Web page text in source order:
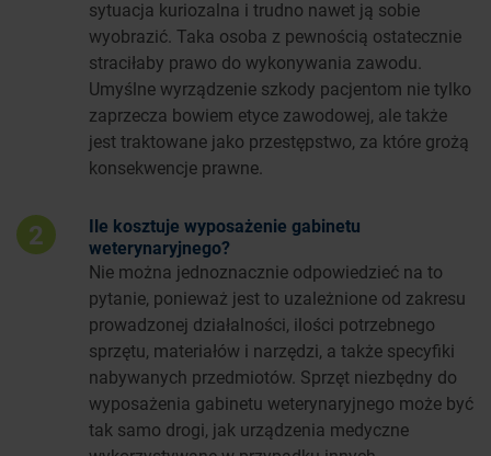
sytuacja kuriozalna i trudno nawet ją sobie
wyobrazić. Taka osoba z pewnością ostatecznie
straciłaby prawo do wykonywania zawodu.
Umyślne wyrządzenie szkody pacjentom nie tylko
zaprzecza bowiem etyce zawodowej, ale także
jest traktowane jako przestępstwo, za które grożą
konsekwencje prawne.
2
Ile kosztuje wyposażenie gabinetu
weterynaryjnego?
Nie można jednoznacznie odpowiedzieć na to
pytanie, ponieważ jest to uzależnione od zakresu
prowadzonej działalności, ilości potrzebnego
sprzętu, materiałów i narzędzi, a także specyfiki
nabywanych przedmiotów. Sprzęt niezbędny do
wyposażenia gabinetu weterynaryjnego może być
tak samo drogi, jak urządzenia medyczne